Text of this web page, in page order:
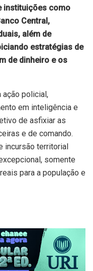
instituições como
Central,
além de
estratégias de
de dinheiro e os
ação policial,
em inteligência e
de asfixiar as
e de comando.
incursão territorial
somente
para a população e